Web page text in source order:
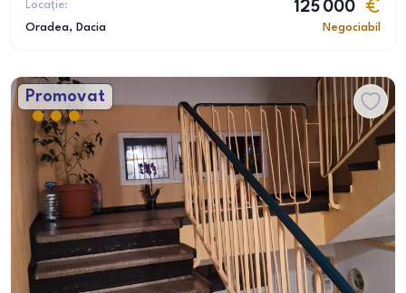
Locație:
Oradea, Dacia
125 000
Negociabil
Promovat